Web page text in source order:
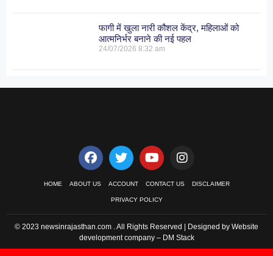
फागी में खुला नारी कौशल केंद्र, महिलाओं को
आत्मनिर्भर बनाने की नई पहल
24/07/20268:32 am
HOME ABOUT US ACCOUNT CONTACT US DISCLAIMER
PRIVACY POLICY
© 2023 newsinrajasthan.com . All Rights Reserved | Designed by Website
development company – DM Stack